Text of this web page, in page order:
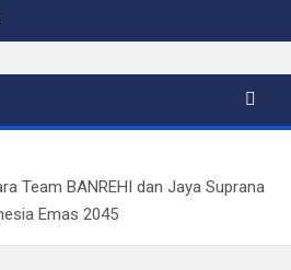
Team BANREHI dan Jaya Suprana
Emas 2045